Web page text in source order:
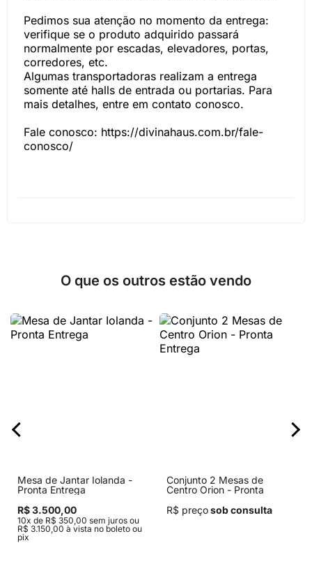
Pedimos sua atenção no momento da entrega:
verifique se o produto adquirido passará
normalmente por escadas, elevadores, portas,
corredores, etc.
Algumas transportadoras realizam a entrega
somente até halls de entrada ou portarias. Para
mais detalhes, entre em contato conosco.
Fale conosco: https://divinahaus.com.br/fale-
conosco/
O que os outros estão vendo
Mesa de Jantar Iolanda -
Pronta Entrega
R$ 3.500,00
10x de R$ 350,00 sem juros ou
R$ 3.150,00 à vista no boleto ou
pix
Conjunto 2 Mesas de
Centro Orion - Pronta
R$ preçosob consulta